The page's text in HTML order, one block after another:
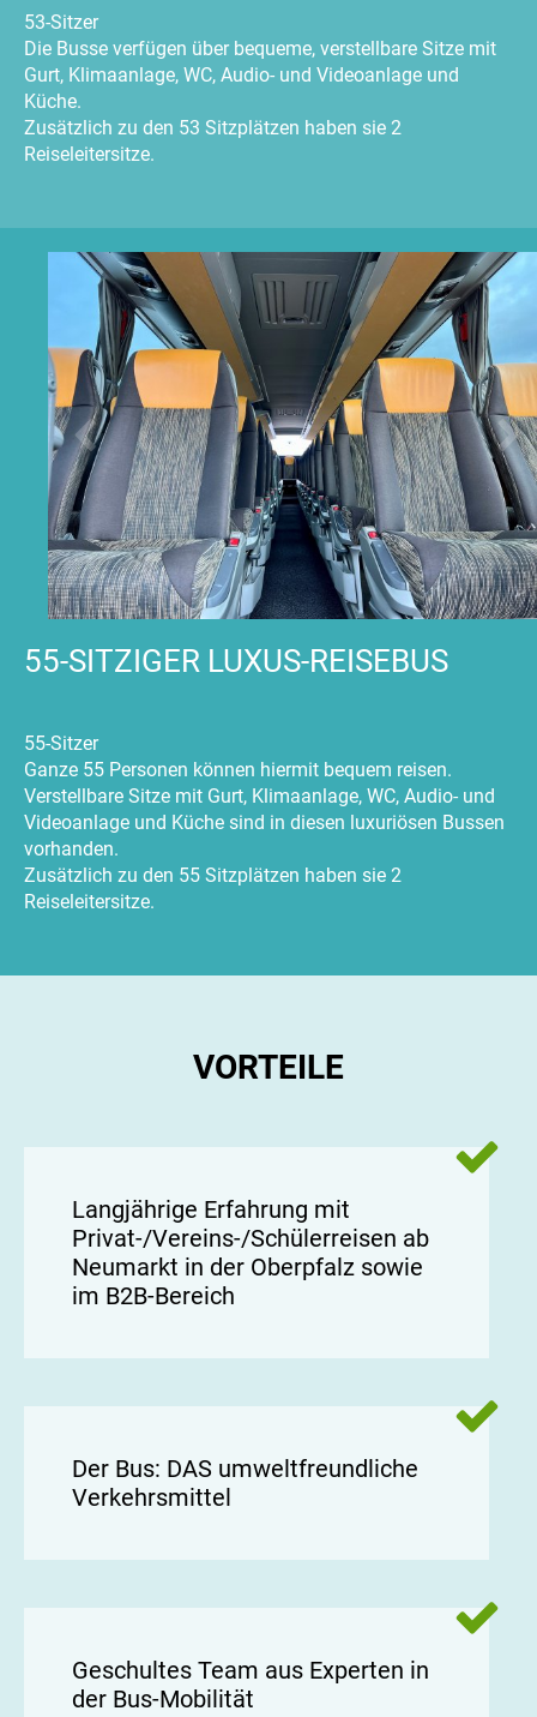
53-Sitzer
Die Busse verfügen über bequeme, verstellbare Sitze mit
Gurt, Klimaanlage, WC, Audio- und Videoanlage und
Küche.
Zusätzlich zu den 53 Sitzplätzen haben sie 2
Reiseleitersitze.
55-SITZIGER LUXUS-REISEBUS
55-Sitzer
Ganze 55 Personen können hiermit bequem reisen.
Verstellbare Sitze mit Gurt, Klimaanlage, WC, Audio- und
Videoanlage und Küche sind in diesen luxuriösen Bussen
vorhanden.
Zusätzlich zu den 55 Sitzplätzen haben sie 2
Reiseleitersitze.
VORTEILE
Langjährige Erfahrung mit
Privat-/Vereins-/Schülerreisen ab
Neumarkt in der Oberpfalz sowie
im B2B-Bereich
Der Bus: DAS umweltfreundliche
Verkehrsmittel
Geschultes Team aus Experten in
der Bus-Mobilität